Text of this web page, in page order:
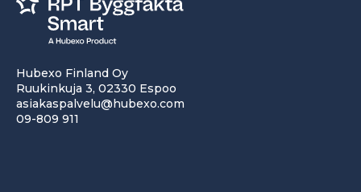
Hubexo Finland Oy
Ruukinkuja 3, 02330 Espoo
asiakaspalvelu@hubexo.com
09-809 911